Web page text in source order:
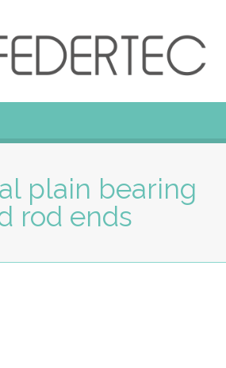
plain bearing
rod ends